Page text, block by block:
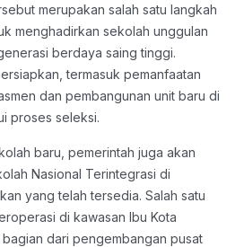
merupakan salah satu langkah
menghadirkan sekolah unggulan
berdaya saing tinggi.
termasuk pemanfaatan
dan pembangunan unit baru di
proses seleksi.
baru, pemerintah juga akan
Nasional Terintegrasi di
yang telah tersedia. Salah satu
di kawasan Ibu Kota
dari pengembangan pusat